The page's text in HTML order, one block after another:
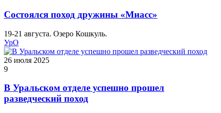
Состоялся поход дружины «Миасс»
19-21 августа. Озеро Кошкуль.
УрО
26 июля 2025
9
В Уральском отделе успешно прошел
разведческий поход